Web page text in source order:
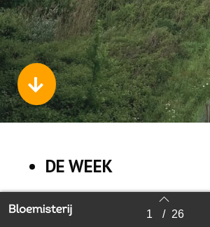
Back to index 1 / 26
DE WEEK